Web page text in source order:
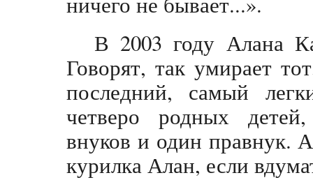
В 2003 году Алана
Говорят, так умирает
последний, самый
четверо родных
внуков и один правнук.
курилка Алан, если